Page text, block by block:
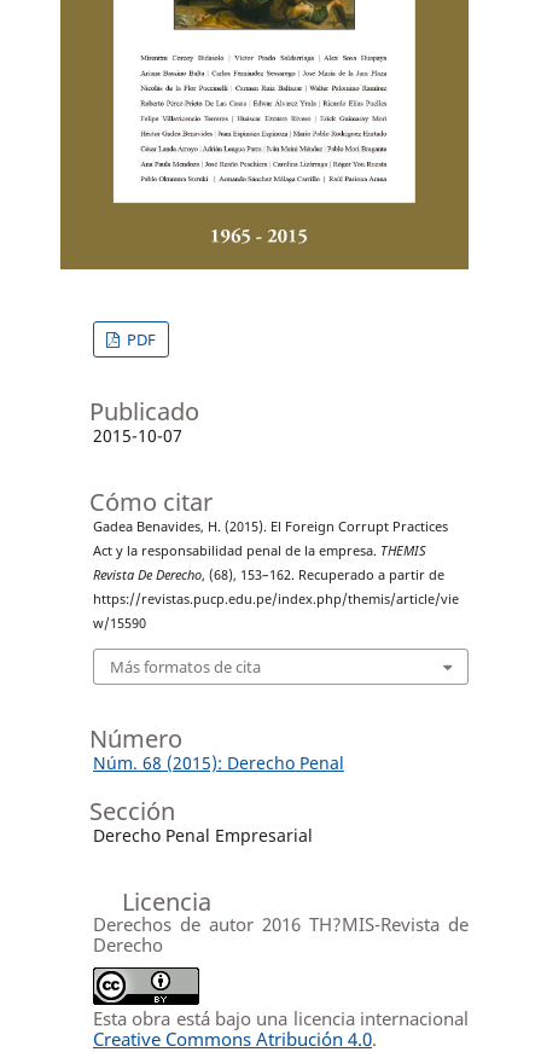
PDF
Publicado
2015-10-07
Cómo citar
Gadea Benavides, H. (2015). El Foreign Corrupt Practices
Act y la responsabilidad penal de la empresa. THEMIS
Revista De Derecho, (68), 153–162. Recuperado a partir de
https://revistas.pucp.edu.pe/index.php/themis/article/vie
w/15590
Más formatos de cita
Número
Núm. 68 (2015): Derecho Penal
Sección
Derecho Penal Empresarial
Licencia
Derechos de autor 2016 TH?MIS-Revista de
Derecho
Esta obra está bajo una licencia internacional
Creative Commons Atribución 4.0.